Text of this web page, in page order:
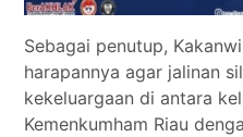
Sebagai penutup,
harapannya agar jalinan
kekeluargaan di antara
Kemenkumham Riau